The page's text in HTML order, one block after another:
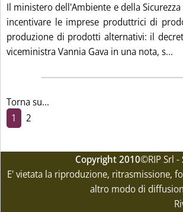
Il ministero dell'Ambiente e della
incentivare le imprese produttrici di
produzione di prodotti alternativi: il
viceministra Vannia Gava in una nota, s...
Torna su...
1
2
Copyright 2010©RIP Srl -
E' vietata la riproduzione, ritrasmissione,
altro modo di